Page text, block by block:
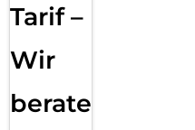
Tarif –
Wir
beraten